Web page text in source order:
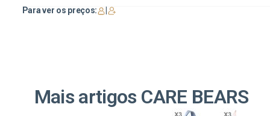
Para ver os preços:
Mais artigos CARE BEARS